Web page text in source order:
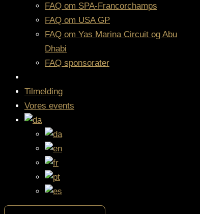
FAQ om SPA-Francorchamps
FAQ om USA GP
FAQ om Yas Marina Circuit og Abu
Dhabi
FAQ sponsorater
Tilmelding
Vores events